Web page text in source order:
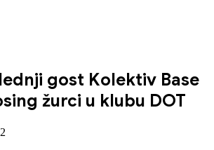
gost Kolektiv Base
žurci u klubu DOT